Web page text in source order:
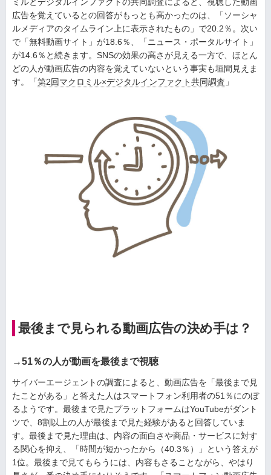
広告を覚えているとの回答がもっとも高かったのは、「ソーシャ
ルメディアのタイムライン上に表示されたもの」で20.2％。次い
で「無料動画サイト」が18.6％、「ニュース・ポータルサイト」
が14.6％と続きます。SNSの効果の高さが見える一方で、ほとん
どの人が動画広告の内容を覚えていないという事実も垣間見えま
す。「第2回マクロミル×デジタルインファクト共同調査 」
最後まで見られる動画広告の決め手は？
→51％の人が動画を最後まで視聴
サイバーエージェントの調査によると、動画広告を「最後まで見
たことがある」と答えた人はスマートフォン利用者の51％にのぼ
るようです。最後まで見たプラットフォームはYouTubeがダント
ツで、8割以上の人が最後まで見た経験があると回答していま
す。最後まで見た理由は、内容の面白さや商品・サービスに対す
る関心を抑え、「時間が短かったから（40.3％）」という答えが
1位。最後まで見てもらうには、内容もさることながら、やはり